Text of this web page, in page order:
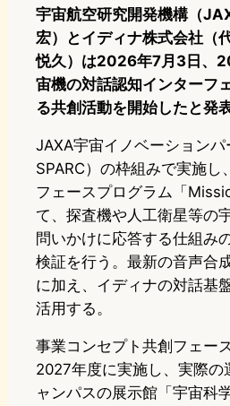
宇宙航空研究開発機構（
宏）とイディナ株式会社（
悦久）は2026年7月3日、
宙機の対話認知インターフ
る共創活動を開始したと発
JAXA宇宙イノベーション
SPARC）の枠組みで実施し
フェースプログラム「
て、探査機や人工衛星等の
問いかけに応答する仕組み
検証を行う。最新の音声合
に加え、イディナの対話基
活用する。
事業コンセプト共創フェー
2027年度に実施し、実際の
ャンパスの展示館「宇宙科